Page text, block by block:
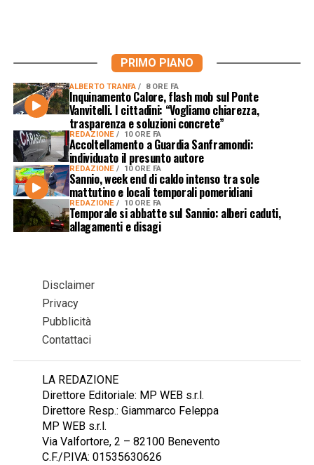
PRIMO PIANO
ALBERTO TRANFA 8 ORE FA
Inquinamento Calore, flash mob sul Ponte
Vanvitelli. I cittadini: “Vogliamo chiarezza,
trasparenza e soluzioni concrete”
REDAZIONE 10 ORE FA
Accoltellamento a Guardia Sanframondi:
individuato il presunto autore
REDAZIONE 10 ORE FA
Sannio, week end di caldo intenso tra sole
mattutino e locali temporali pomeridiani
REDAZIONE 10 ORE FA
Temporale si abbatte sul Sannio: alberi caduti,
allagamenti e disagi
Disclaimer
Privacy
Pubblicità
Contattaci
LA REDAZIONE
Direttore Editoriale: MP WEB s.r.l.
Direttore Resp.: Giammarco Feleppa
MP WEB s.r.l.
Via Valfortore, 2 – 82100 Benevento
C.F./P.IVA: 01535630626